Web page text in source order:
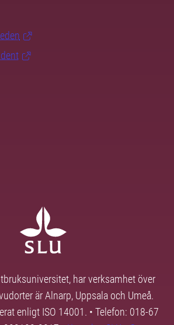
har verksamhet över
är Alnarp, Uppsala och Umeå.
enligt ISO 14001. • Telefon: 018-67